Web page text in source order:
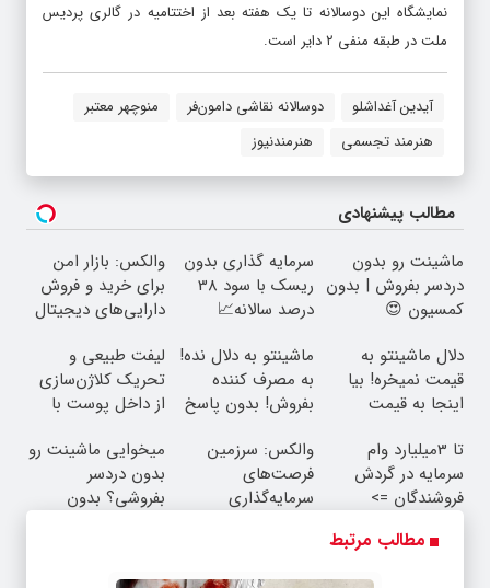
نمایشگاه این دوسالانه تا یک هفته بعد از اختتامیه در گالری پردیس
ملت در طبقه منفی ۲ دایر است.
آیدین آغداشلو دوسالانه نقاشی دامون‌فر
منوچهر معتبر
هنرمند تجسمی
هنرمندنیوز
مطالب پیشنهادی
ماشینت رو بدون
دردسر بفروش | بدون
کمسیون 😍
سرمایه گذاری بدون
ریسک با سود 38
درصد سالانه📈
والکس: بازار امن
برای خرید و فروش
دارایی‌های دیجیتال
دلال ماشینتو به
قیمت نمیخره! بیا
اینجا به قیمت
واقعی*
ماشینتو به دلال نده!
به مصرف کننده
بفروش! بدون پاسخ
لیفت طبیعی و
تحریک کلاژن‌سازی
از داخل پوست با
جوان شو
تا 3میلیارد وام
سرمایه در گردش
فروشندگان =>
والکس: سرزمین
فرصت‌های
سرمایه‌گذاری
میخوایی ماشینت رو
بدون دردسر
بفروشی؟ بدون
مطالب مرتبط